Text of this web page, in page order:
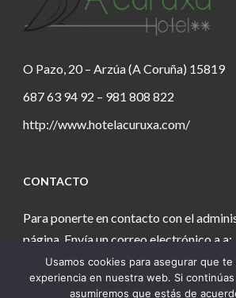
O Pazo, 20 – Arzúa (A Coruña) 15819
687 63 94 92 – 981 808 822
http://www.hotelacuruxa.com/
CONTACTO
Para ponerte en contacto con el
página. Envía un correo electrónico a a:
estanochetecuento@gmail.com
Usamos cookies para asegurar que te
experiencia en nuestra web. Si
asumiremos que estás de